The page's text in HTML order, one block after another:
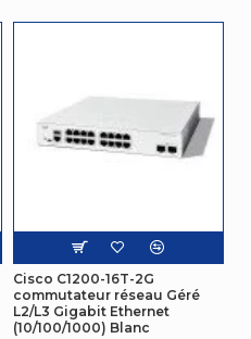
Cisco C1200-16T-2G
commutateur réseau Géré
L2/L3 Gigabit Ethernet
(10/100/1000) Blanc